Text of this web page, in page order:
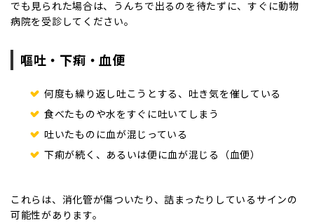
でも見られた場合は、うんちで出るのを待たずに、すぐに動物
病院を受診してください。
嘔吐・下痢・血便
何度も繰り返し吐こうとする、吐き気を催している
食べたものや水をすぐに吐いてしまう
吐いたものに血が混じっている
下痢が続く、あるいは便に血が混じる（血便）
これらは、消化管が傷ついたり、詰まったりしているサインの
可能性があります。